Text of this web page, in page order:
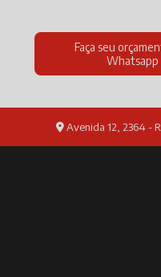
Faça seu
Whatsapp
Avenida 12, 2364 -